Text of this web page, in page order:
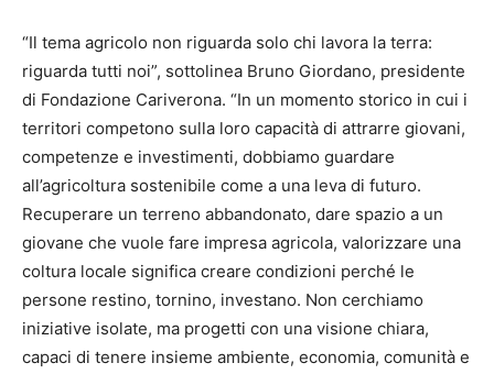
“Il tema agricolo non riguarda solo chi lavora la terra:
riguarda tutti noi”, sottolinea Bruno Giordano, presidente
di Fondazione Cariverona. “In un momento storico in cui i
territori competono sulla loro capacità di attrarre giovani,
competenze e investimenti, dobbiamo guardare
all’agricoltura sostenibile come a una leva di futuro.
Recuperare un terreno abbandonato, dare spazio a un
giovane che vuole fare impresa agricola, valorizzare una
coltura locale significa creare condizioni perché le
persone restino, tornino, investano. Non cerchiamo
iniziative isolate, ma progetti con una visione chiara,
capaci di tenere insieme ambiente, economia, comunità e